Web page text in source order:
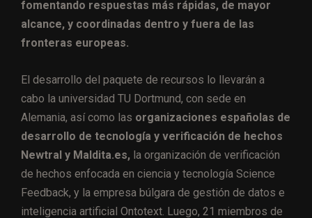
fomentando respuestas más rápidas, de mayor
alcance, y coordinadas dentro y fuera de las
fronteras europeas.
El desarrollo del paquete de recursos lo llevarán a
cabo la universidad TU Dortmund, con sede en
Alemania, así como las organizaciones españolas de
desarrollo de tecnología y verificación de hechos
Newtral y Maldita.es, la organización de verificación
de hechos enfocada en ciencia y tecnología Science
Feedback, y la empresa búlgara de gestión de datos e
inteligencia artificial Ontotext. Luego, 21 miembros de